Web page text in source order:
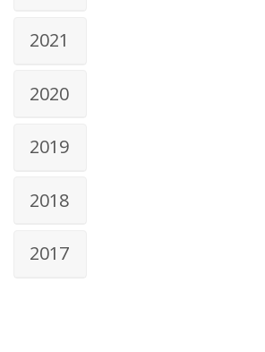
2021
2020
2019
2018
2017